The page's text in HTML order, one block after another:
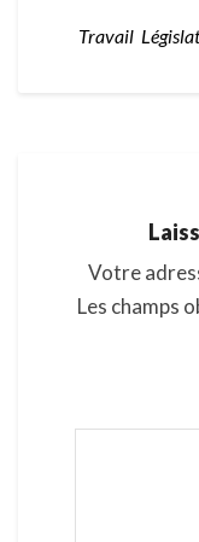
Travail
Votre
Les champs